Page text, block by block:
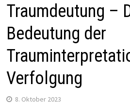
Traumdeutung –
Bedeutung der
Verfolgung
8. Oktober 2023